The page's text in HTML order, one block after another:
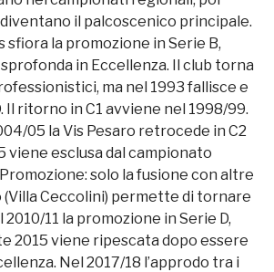
diventano il palcoscenico principale.
sfiora la promozione in Serie B,
in Eccellenza. Il club torna
ma nel 1993 fallisce e
Il ritorno in C1 avviene nel 1998/99.
05 la Vis Pesaro retrocede in C2
viene esclusa dal campionato
solo la fusione con altre
Ceccolini) permette di tornare
2010/11 la promozione in Serie D,
2015 viene ripescata dopo essere
Nel 2017/18 l’approdo tra i